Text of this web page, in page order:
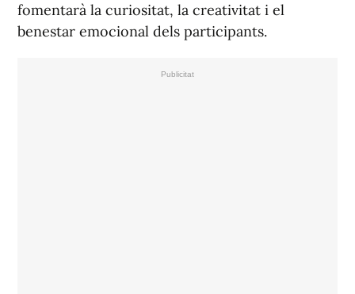
fomentarà la curiositat, la creativitat i el
benestar emocional dels participants.